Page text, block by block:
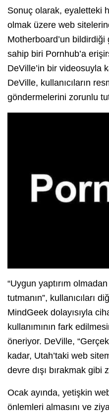
Sonuç olarak, eyaletteki
olmak üzere web
Motherboard’un
sahip biri Pornhub’a
DeVille’in bir videosuyla
DeVille, kullanıcıların
göndermelerini zorunlu
“Uygun yaptırım
tutmanın”, kullanıcıları
MindGeek dolayısıyla
kullanımının fark
öneriyor. DeVille,
kadar, Utah’taki web
devre dışı bırakmak gibi
Ocak ayında, yetişkin
önlemleri almasını ve